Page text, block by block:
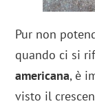
Pur non
quando ci si
americana, è
visto il